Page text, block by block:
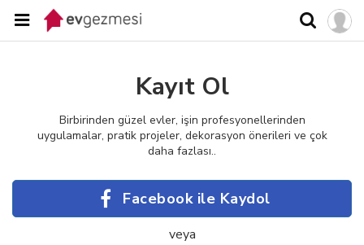
Kayıt Ol
Birbirinden güzel evler, işin profesyonellerinden
uygulamalar, pratik projeler, dekorasyon önerileri ve çok
daha fazlası..
Facebook ile Kaydol
veya